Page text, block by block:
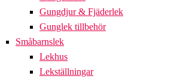
Gungdjur & Fjäderlek
Gunglek tillbehör
Småbarnslek
Lekhus
Lekställningar